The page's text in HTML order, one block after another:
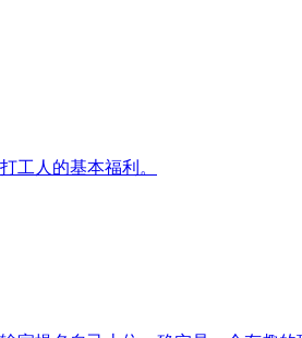
工人的基本福利。